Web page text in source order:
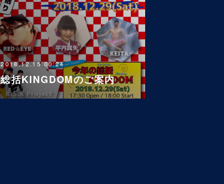
2018.12.15 00:24
総括KINGDOMのご案内